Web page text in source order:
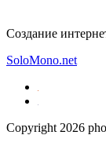
Создание
SoloMono.net
Copyright 2026